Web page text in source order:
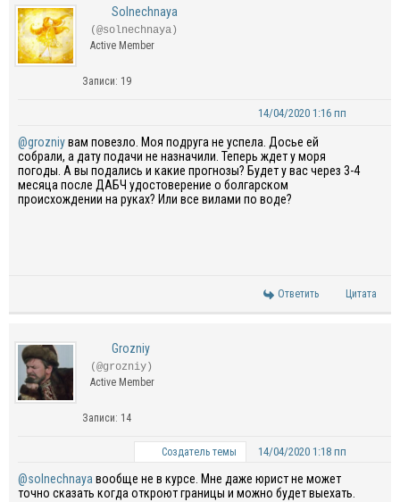
Solnechnaya
(@solnechnaya)
Active Member
Записи: 19
14/04/2020 1:16 пп
@grozniyвам повезло. Моя подруга не успела. Досье ей
собрали, а дату подачи не назначили. Теперь ждет у моря
погоды. А вы подались и какие прогнозы? Будет у вас через 3-4
месяца после ДАБЧ удостоверение о болгарском
происхождении на руках? Или все вилами по воде?
Ответить Цитата
Grozniy
(@grozniy)
Active Member
Записи: 14
Создатель темы 14/04/2020 1:18 пп
@solnechnaya вообще не в курсе. Мне даже юрист не может
точно сказать когда откроют границы и можно будет выехать.